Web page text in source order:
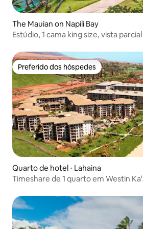
The Mauian on Napili Bay
Estúdio, 1 cama king size, vista
Preferido dos hóspedes
Preferido dos hóspedes
Quarto de hotel ⋅ Lahaina
Timeshare de 1 quarto em Westin